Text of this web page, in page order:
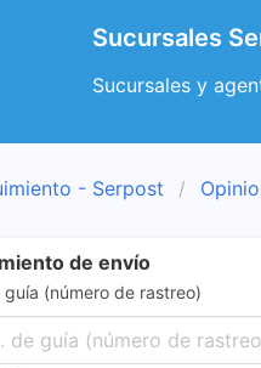
Sucursales
Sucursales y
- Serpost
de envío
(número de rastreo)